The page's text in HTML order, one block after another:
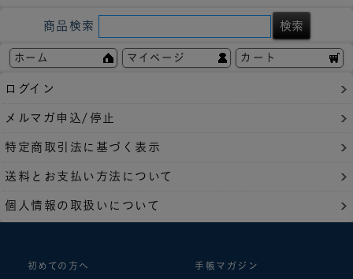
商品検索
ホーム マイページ カート
ログイン
メルマガ申込/停止
特定商取引法に基づく表示
送料とお支払い方法について
個人情報の取扱いについて
初めての方へ 手帳マガジン